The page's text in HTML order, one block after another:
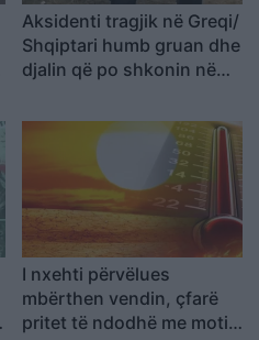
Aksidenti tragjik në Greqi/
Shqiptari humb gruan dhe
djalin që po shkonin në
I nxehti përvëlues
mbërthen vendin, çfarë
pritet të ndodhë me motin